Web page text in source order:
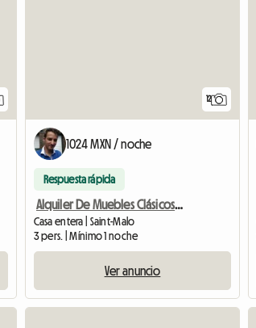
12
1024 MXN / noche
Respuesta rápida
Alquiler De Muebles Clásicos A Corto Plazo
Casa entera | Saint-Malo
3 pers. | Mínimo 1 noche
Ver anuncio